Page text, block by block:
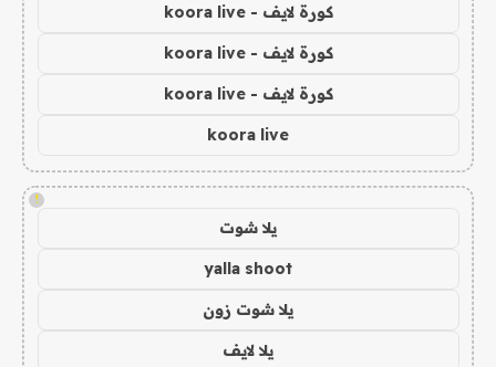
كورة لايف - koora live
كورة لايف - koora live
كورة لايف - koora live
koora live
!
يلا شوت
yalla shoot
يلا شوت زون
يلا لايف